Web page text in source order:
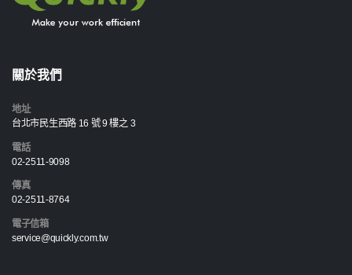
關於我們
地址
台北市民生西路 16 號 9 樓之 3
電話
02-2511-9098
傳真
02-2511-8764
電子信箱
service@quickly.com.tw